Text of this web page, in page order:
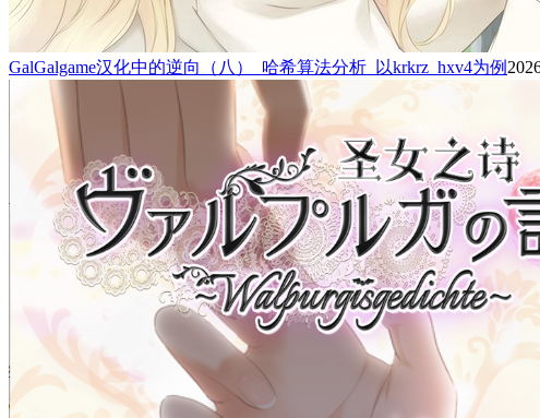
GalGalgame汉化中的逆向（八）_哈希算法分析_以krkrz_hxv4为例